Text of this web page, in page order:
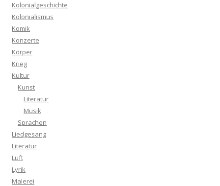
Kolonialgeschichte
Kolonialismus
Komik
Konzerte
Körper
Krieg
Kultur
Kunst
Literatur
Musik
Sprachen
Liedgesang
Literatur
Luft
Lyrik
Malerei